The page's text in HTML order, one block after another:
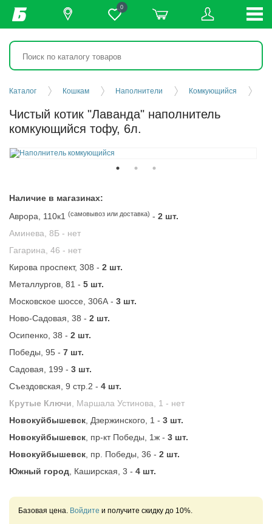
0
Каталог Кошкам Наполнители Комкующийся
Чистый котик "Лаванда" наполнитель
комкующийся тофу, 6л.
Наличие в магазинах:
Аврора, 110к1 (самовывоз или доставка) - 2 шт.
Аминева, 8Б - нет
Гагарина, 46 - нет
Кирова проспект, 308 - 2 шт.
Металлургов, 81 - 5 шт.
Московское шоссе, 306А - 3 шт.
Ново-Садовая, 38 - 2 шт.
Осипенко, 38 - 2 шт.
Победы, 95 - 7 шт.
Садовая, 199 - 3 шт.
Съездовская, 9 стр.2 - 4 шт.
Крутые Ключи , Маршала Устинова, 1 - нет
Новокуйбышевск , Дзержинского, 1 - 3 шт.
Новокуйбышевск , пр-кт Победы, 1ж - 3 шт.
Новокуйбышевск , пр. Победы, 36 - 2 шт.
Южный город , Каширская, 3 - 4 шт.
Базовая цена. Войдите и получите скидку до 10%.